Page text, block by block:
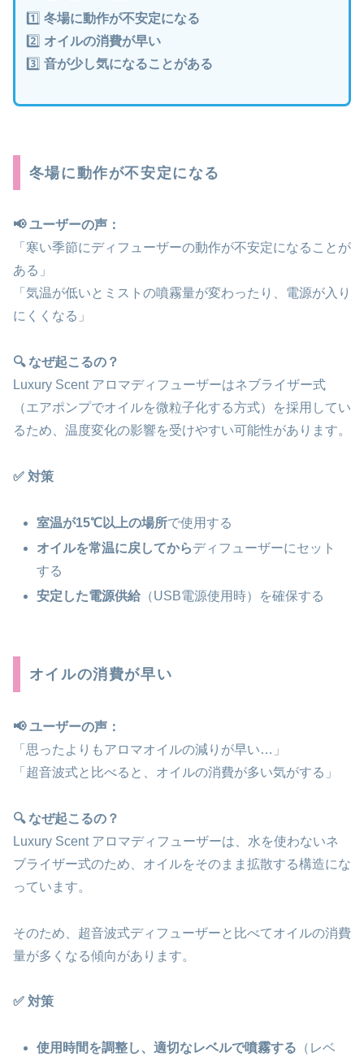
1️⃣ 冬場に動作が不安定になる
2️⃣ オイルの消費が早い
3️⃣ 音が少し気になることがある
冬場に動作が不安定になる
📢 ユーザーの声：
「寒い季節にディフューザーの動作が不安定になることが
ある」
「気温が低いとミストの噴霧量が変わったり、電源が入り
にくくなる」
🔍 なぜ起こるの？
Luxury Scent アロマディフューザーはネブライザー式
（エアポンプでオイルを微粒子化する方式）を採用してい
るため、温度変化の影響を受けやすい可能性があります。
✅ 対策
室温が15℃以上の場所で使用する
オイルを常温に戻してからディフューザーにセット
する
安定した電源供給 （USB電源使用時）を確保する
オイルの消費が早い
📢 ユーザーの声：
「思ったよりもアロマオイルの減りが早い…」
「超音波式と比べると、オイルの消費が多い気がする」
🔍 なぜ起こるの？
Luxury Scent アロマディフューザーは、水を使わないネ
ブライザー式のため、オイルをそのまま拡散する構造にな
っています。
そのため、超音波式ディフューザーと比べてオイルの消費
量が多くなる傾向があります。
✅ 対策
使用時間を調整し、適切なレベルで噴霧する （レベ